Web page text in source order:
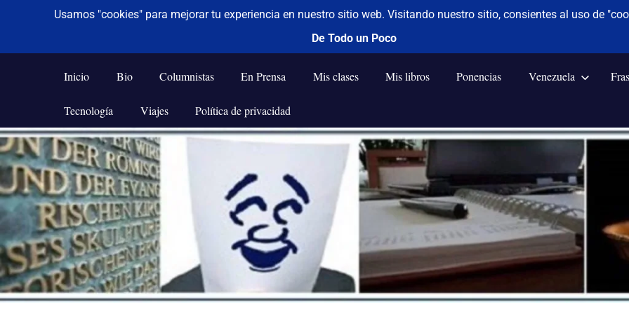
Saltar
al
contenido
De todo un poco
Frases,
Humor,
Tecnología
y
Viajes
Inicio Bio Columnistas En Prensa Mis clases Mis libros Ponencias Venezuela
Tecnología Viajes Política de privacidad